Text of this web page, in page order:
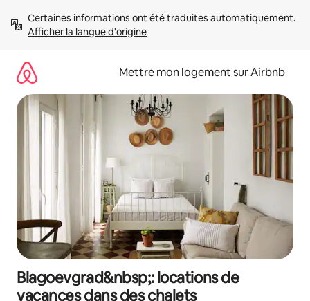
directement
Afficher la langue d'origine
Mettre mon logement sur Airbnb
Blagoevgrad&nbsp;: locations de
vacances dans des chalets